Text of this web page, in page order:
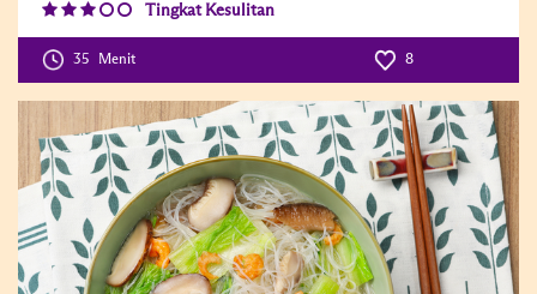
Tingkat Kesulitan
35 Menit 8